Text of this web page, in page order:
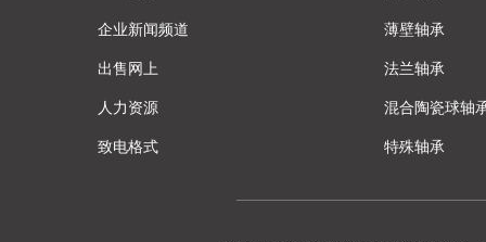
企业新闻频道
出售网上
人力资源
致电格式
薄壁轴承
法兰轴承
混合陶瓷球轴
特殊轴承